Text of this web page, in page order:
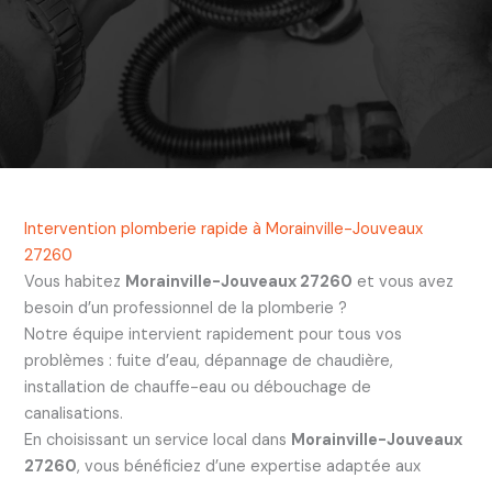
Intervention plomberie rapide à Morainville-Jouveaux
27260
Vous habitez Morainville-Jouveaux 27260 et vous avez
besoin d’un professionnel de la plomberie ?
Notre équipe intervient rapidement pour tous vos
problèmes : fuite d’eau, dépannage de chaudière,
installation de chauffe-eau ou débouchage de
canalisations.
En choisissant un service local dans Morainville-Jouveaux
27260, vous bénéficiez d’une expertise adaptée aux